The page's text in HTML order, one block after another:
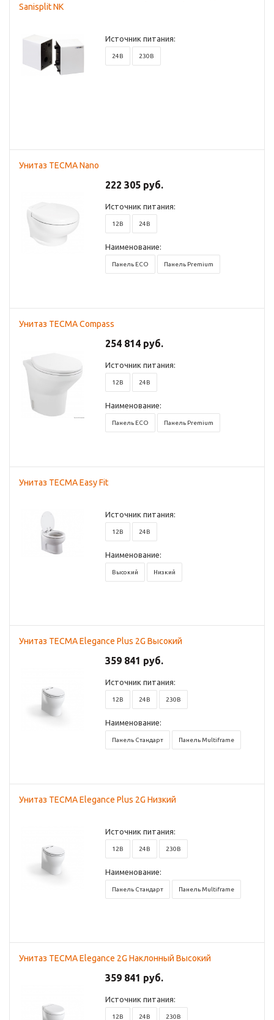
Sanisplit NK
Источник питания:
24В 230В
Унитаз TECMA Nano
222 305 руб.
Источник питания:
12В 24В
Наименование:
Панель ECO Панель Premium
Унитаз TECMA Compass
254 814 руб.
Источник питания:
12В 24В
Наименование:
Панель ECO Панель Premium
Унитаз TECMA Easy Fit
Источник питания:
12В 24В
Наименование:
Высокий Низкий
Унитаз TECMA Elegance Plus 2G Высокий
359 841 руб.
Источник питания:
12В 24В 230В
Наименование:
Панель Стандарт Панель Multiframe
Унитаз TECMA Elegance Plus 2G Низкий
Источник питания:
12В 24В 230В
Наименование:
Панель Стандарт Панель Multiframe
Унитаз TECMA Elegance 2G Наклонный Высокий
359 841 руб.
Источник питания:
12В 24В 230В